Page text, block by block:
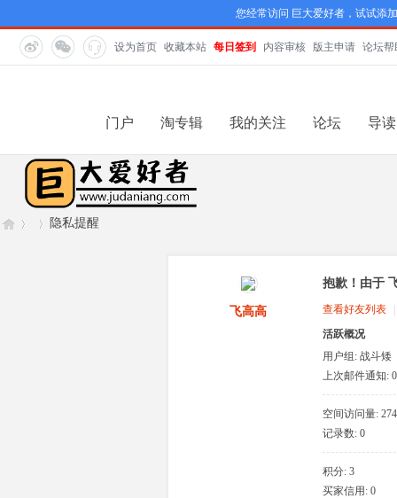
您经常访问 巨大爱好者，试试添
设为首页 收藏本站 每日签到 内容审核 版主申请 论坛帮
门户 淘专辑 我的关注 论坛 导读
隐私提醒
飞高高
抱歉！由于
查看好友列表
活跃概况
用户组: 战斗矮
人
上次邮件通知: 0
空间访问量: 274
记录数: 0
积分: 3
买家信用: 0